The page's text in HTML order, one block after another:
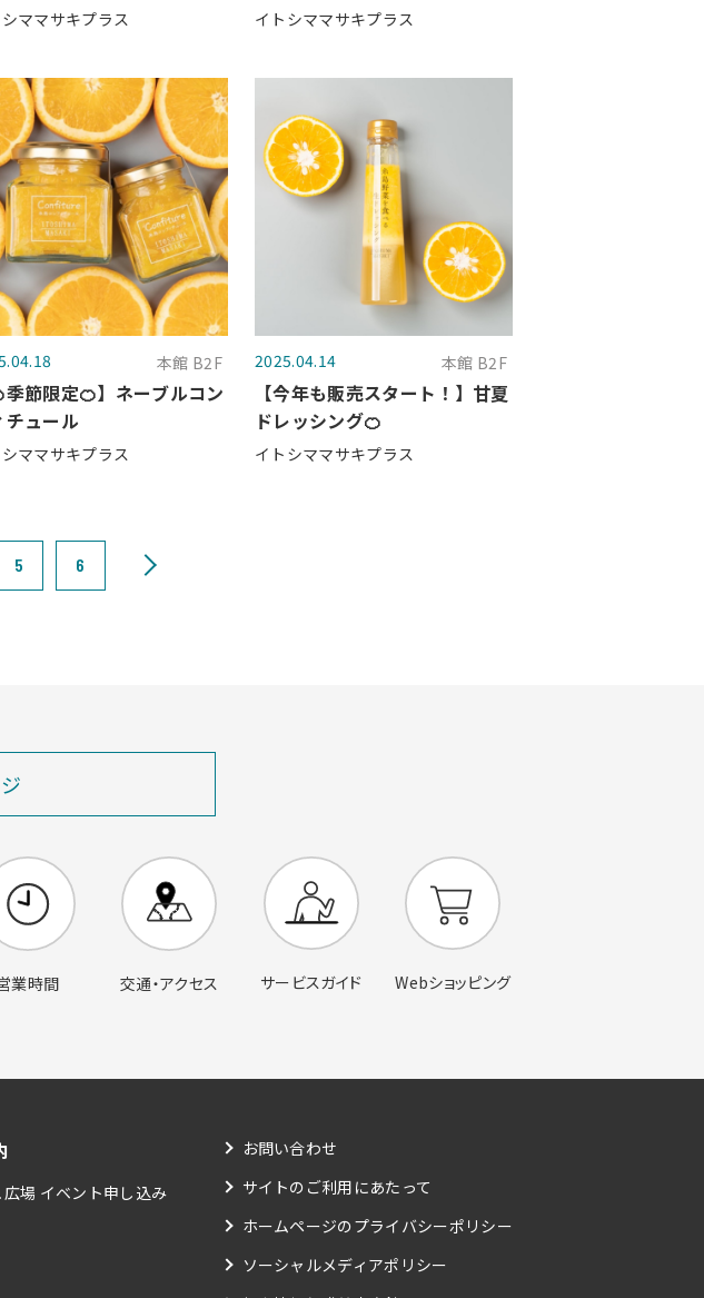
ママサキプラス イトシママサキプラス
本館 B2F
季節限定🍊】ネーブルコン
チュール
ママサキプラス
2025.04.14 本館 B2F
【今年も販売スタート！】甘夏
ドレッシング🍊
イトシママサキプラス
5 6
業時間 交通・アクセス サービスガイド Webショッピング
場 イベント申し込み
お問い合わせ
サイトのご利用にあたって
ホームページのプライバシーポリシー
ソーシャルメディアポリシー